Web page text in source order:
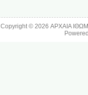
Copyright © 2026ΑΡΧΑΙΑ